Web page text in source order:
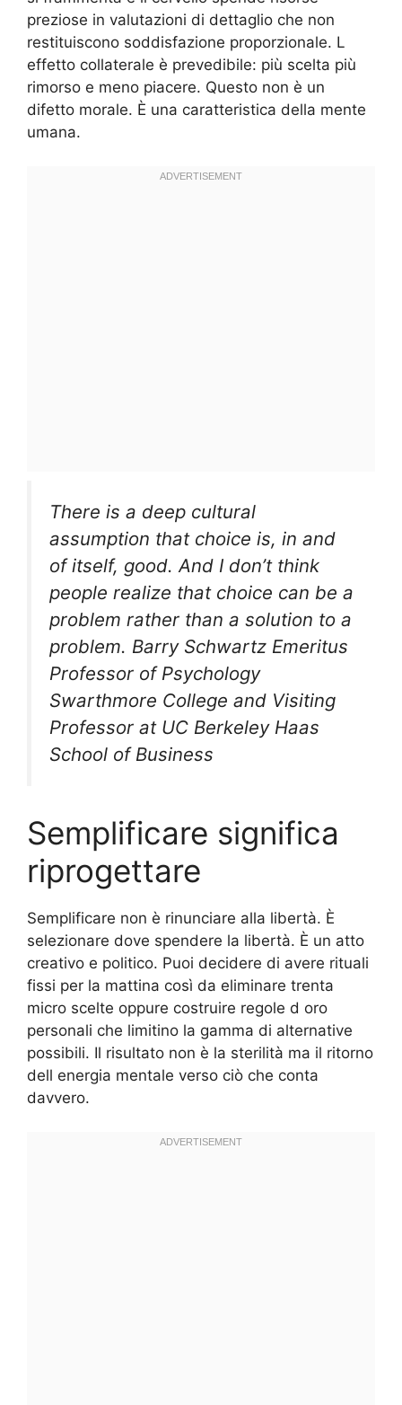
preziose in valutazioni di dettaglio che non
restituiscono soddisfazione proporzionale. L
effetto collaterale è prevedibile: più scelta più
rimorso e meno piacere. Questo non è un
difetto morale. È una caratteristica della mente
umana.
There is a deep cultural
assumption that choice is, in and
of itself, good. And I don’t think
people realize that choice can be a
problem rather than a solution to a
problem. Barry Schwartz Emeritus
Professor of Psychology
Swarthmore College and Visiting
Professor at UC Berkeley Haas
School of Business
Semplificare significa
riprogettare
Semplificare non è rinunciare alla libertà. È
selezionare dove spendere la libertà. È un atto
creativo e politico. Puoi decidere di avere rituali
fissi per la mattina così da eliminare trenta
micro scelte oppure costruire regole d oro
personali che limitino la gamma di alternative
possibili. Il risultato non è la sterilità ma il ritorno
dell energia mentale verso ciò che conta
davvero.